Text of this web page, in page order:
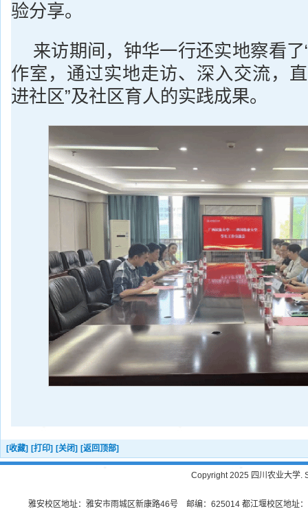
验分享。
来访期间，钟华一行还实地察看了
作室，通过实地走访、深入交流，
进社区”及社区育人的实践成果。
[收藏] [打印] [关闭] [返回顶部]
Copyright 2025 四川农业大学.
雅安校区地址：雅安市雨城区新康路46号 邮编：625014 都江堰校区地址